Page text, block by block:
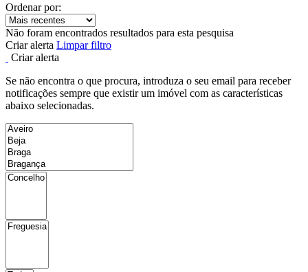
Ordenar por:
Não foram encontrados resultados para esta pesquisa
Criar alerta Limpar filtro
Criar alerta
Se não encontra o que procura, introduza o seu email para receber
notificações sempre que existir um imóvel com as características
abaixo selecionadas.